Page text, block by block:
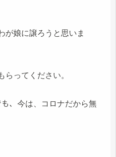
が娘に譲ろうと思いま
らってください。
、今は、コロナだから無